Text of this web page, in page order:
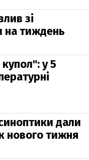
зі
на тиждень
у 5
дали
нового тижня